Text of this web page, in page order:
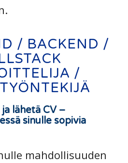
/ BACKEND /
/
lähetä CV –
sinulle sopivia
mahdollisuuden